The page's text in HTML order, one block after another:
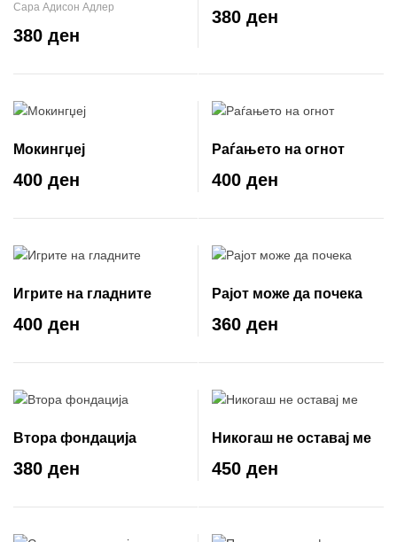
месечината
Сара Адисон Адлер
380 ден
380 ден
Мокингџеј
400 ден
Раѓањето на огнот
400 ден
Игрите на гладните
400 ден
Рајот може да почека
360 ден
Втора фондација
380 ден
Никогаш не оставај ме
450 ден